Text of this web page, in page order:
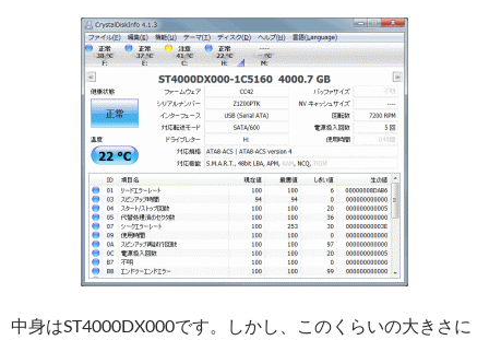
中身はST4000DX000です。しかし、このくらいの大きさに